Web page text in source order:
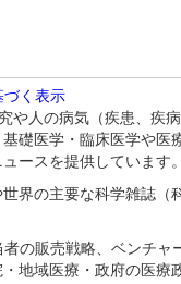
く表示
人の病気（疾患、疾
礎医学・臨床医学や
ースを提供しています
界の主要な科学雑誌
の販売戦略、ベンチ
地域医療・政府の医